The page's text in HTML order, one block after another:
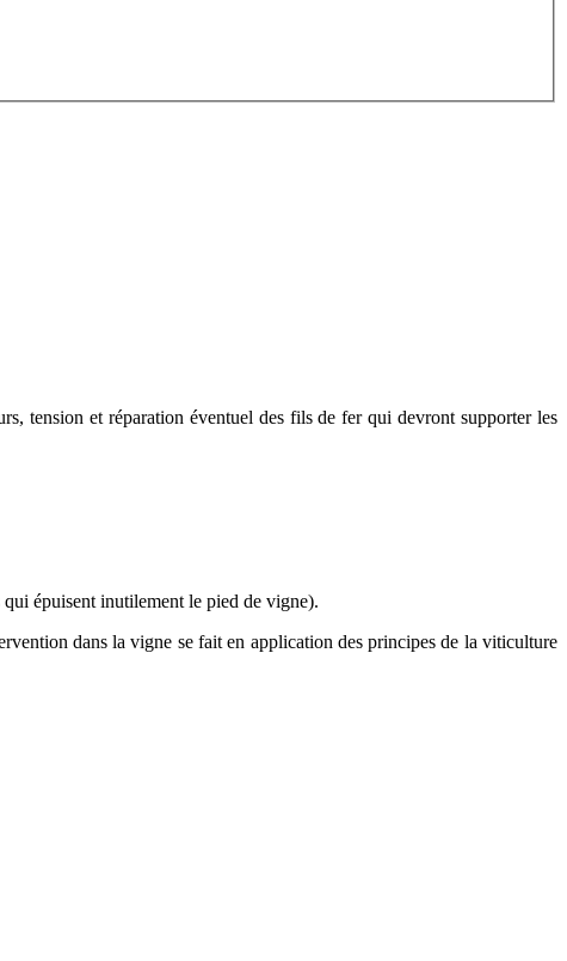
tension et réparation éventuel des fils de fer qui devront supporter les
épuisent inutilement le pied de vigne).
dans la vigne se fait en application des principes de la viticulture